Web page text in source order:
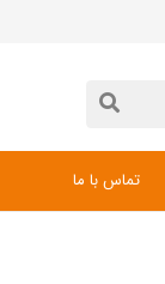
تماس با ما